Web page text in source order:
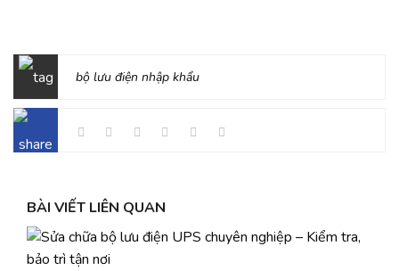
bộ lưu điện nhập khẩu
BÀI VIẾT LIÊN QUAN